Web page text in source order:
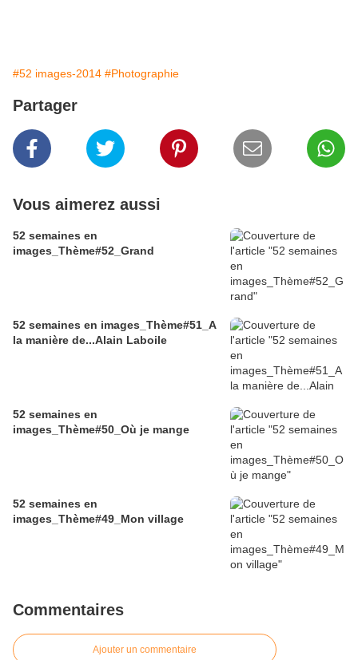
#52 images-2014 #Photographie
Partager
Vous aimerez aussi
52 semaines en
images_Thème#52_Grand
52 semaines en images_Thème#51_A
la manière de...Alain Laboile
52 semaines en
images_Thème#50_Où je mange
52 semaines en
images_Thème#49_Mon village
Commentaires
Ajouter un commentaire